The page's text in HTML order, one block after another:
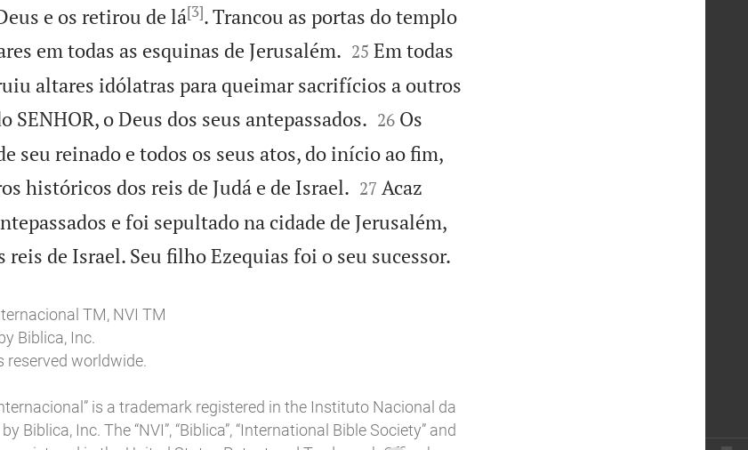
e os retirou de lá[3]. Trancou as portas do templo
em todas as esquinas de Jerusalém.
25 Em todas
altares idólatras para queimar sacrifícios a outros
SENHOR, o Deus dos seus antepassados.
26 Os
seu reinado e todos os seus atos, do início ao fim,
históricos dos reis de Judá e de Israel.
27 Acaz
e foi sepultado na cidade de Jerusalém,
de Israel. Seu filho Ezequias foi o seu sucessor.
TM, NVI TM
Biblica, Inc.
reserved worldwide.
is a trademark registered in the Instituto Nacional da
Biblica, Inc. The “NVI”, “Biblica”, “International Bible Society” and